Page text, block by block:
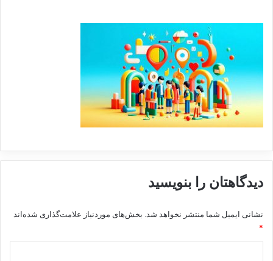
دیدگاهتان را بنویسید
نشانی ایمیل شما منتشر نخواهد شد. بخش‌های موردنیاز علامت‌گذاری شده‌اند
*